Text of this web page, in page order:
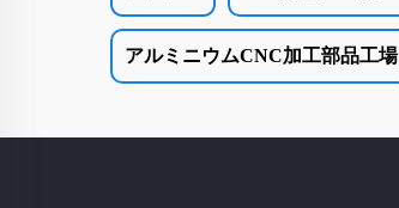
アルミニウムCNC加工部品工場